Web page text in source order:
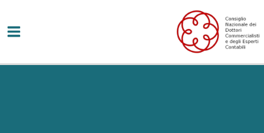
contenuto